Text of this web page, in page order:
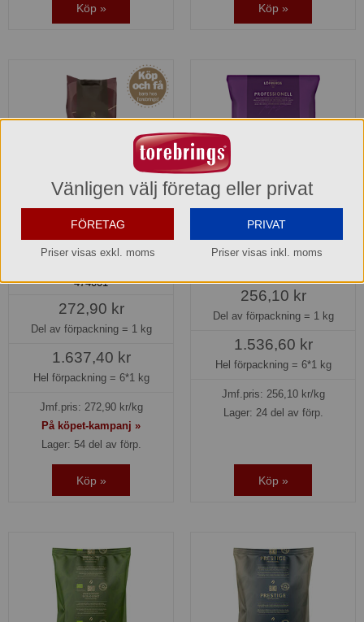
Köp » Köp »
Automatbrygg mellan
Original Blend Arvid
Nordquist
474001
272,90 kr
Del av förpackning = 1 kg
1.637,40 kr
Hel förpackning = 6*1 kg
Jmf.pris: 272,90kr/kg
På köpet-kampanj »
Lager: 54 del av förp.
Köp »
Automatbrygg mellan RA
Löfbergs Lila
256,10 kr
Del av förpackning = 1 kg
1.536,60 kr
Hel förpackning = 6*1 kg
Jmf.pris: 256,10kr/kg
Lager: 24 del av förp.
Köp »
Vänligen välj företag eller privat
FÖRETAG
Priser visas exkl. moms
PRIVAT
Priser visas inkl. moms